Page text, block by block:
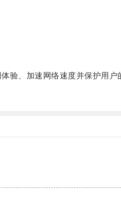
、加速网络速度并保护用户